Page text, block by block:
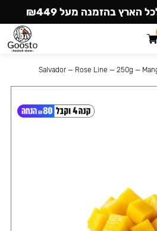
Salvador — Rose Line — 250g —
הארץ בהזמנה מעל ₪449